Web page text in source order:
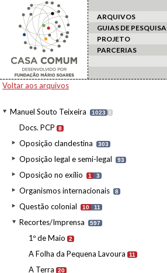
ARQUIVOS
GUIAS DE PESQUISA
PROJETO
PARCERIAS
Voltar aos arquivos
Manuel Souto Teixeira 1023 I
Docs. PCP 8
Oposição clandestina 303
Oposição legal e semi-legal 93
Oposição no exílio 1 3
Organismos internacionais 8
Questão colonial 10 11
Recortes/Imprensa 597
1º de Maio 2
A Folha da Pequena Lavoura 11
A Terra 20